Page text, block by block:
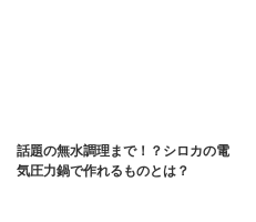
話題の無水調理まで！？シロカの電
気圧力鍋で作れるものとは？